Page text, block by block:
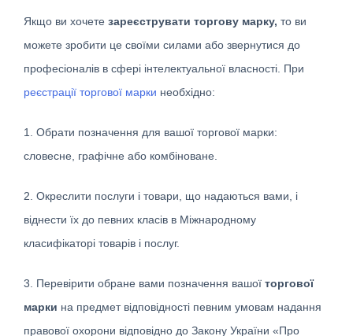
Якщо ви хочете зареєструвати торгову марку, то ви
можете зробити це своїми силами або звернутися до
професіоналів в сфері інтелектуальної власності. При
реєстрації торгової марки необхідно:
1. Обрати позначення для вашої торгової марки:
словесне, графічне або комбіноване.
2. Окреслити послуги і товари, що надаються вами, і
віднести їх до певних класів в Міжнародному
класифікаторі товарів і послуг.
3. Перевірити обране вами позначення вашої торгової
марки на предмет відповідності певним умовам надання
правової охорони відповідно до Закону України «Про